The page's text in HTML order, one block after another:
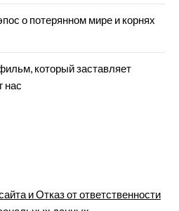
о потерянном мире и корнях
который заставляет
нас
и Отказ от ответственности